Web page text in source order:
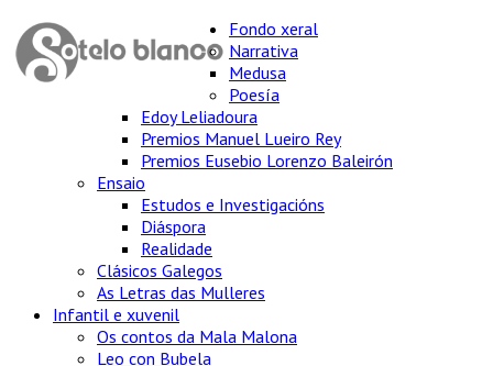
Fondo xeral
Narrativa
Medusa
Poesía
Edoy Leliadoura
Premios Manuel Lueiro Rey
Premios Eusebio Lorenzo Baleirón
Ensaio
Estudos e Investigacións
Diáspora
Realidade
Clásicos Galegos
As Letras das Mulleres
Infantil e xuvenil
Os contos da Mala Malona
Leo con Bubela